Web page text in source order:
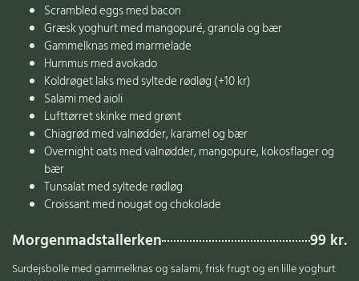
Scrambled eggs med bacon
Græsk yoghurt med mangopuré, granola og bær
Gammelknas med marmelade
Hummus med avokado
Koldrøget laks med syltede rødløg (+10 kr)
Salami med aioli
Lufttørret skinke med grønt
Chiagrød med valnødder, karamel og bær
Overnight oats med valnødder, mangopure, kokosflager og
bær
Tunsalat med syltede rødløg
Croissant med nougat og chokolade
Morgenmadstallerken 99 kr.
Surdejsbolle med gammelknas og salami, frisk frugt og en lille yoghurt